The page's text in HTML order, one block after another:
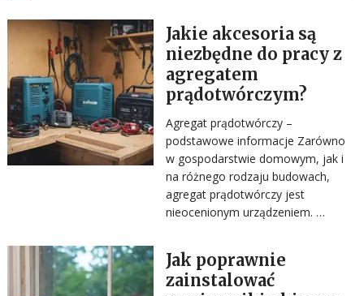
Jakie akcesoria są
niezbędne do pracy z
agregatem
prądotwórczym?
Agregat prądotwórczy –
podstawowe informacje Zarówno
w gospodarstwie domowym, jak i
na różnego rodzaju budowach,
agregat prądotwórczy jest
nieocenionym urządzeniem. …
Jak poprawnie
zainstalować